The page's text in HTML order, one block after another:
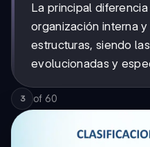
La principal
organización interna
estructuras, siendo
evolucionadas y
3 of 60